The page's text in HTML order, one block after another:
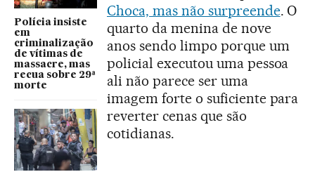
Polícia insiste
em
criminalização
de vítimas de
massacre, mas
recua sobre 29ª
morte
Choca, mas não surpreende. O
quarto da menina de nove
anos sendo limpo porque um
policial executou uma pessoa
ali não parece ser uma
imagem forte o suficiente para
reverter cenas que são
cotidianas.